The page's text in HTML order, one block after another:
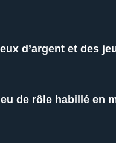
d’argent et des
de rôle habillé en